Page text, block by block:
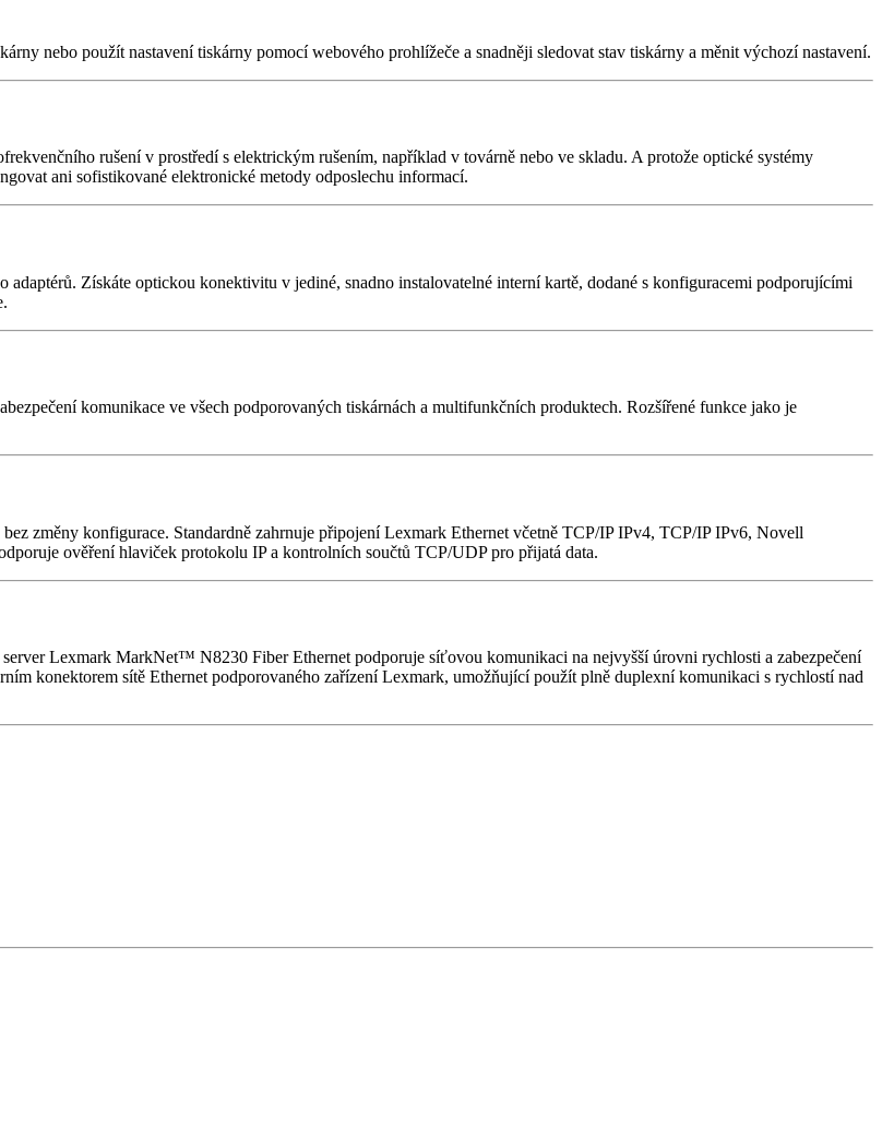
nebo použít nastavení tiskárny pomocí webového prohlížeče a snadněji sledovat stav tiskárny a měnit výchozí nastavení.
rušení v prostředí s elektrickým rušením, například v továrně nebo ve skladu. A protože optické systémy
ani sofistikované elektronické metody odposlechu informací.
Získáte optickou konektivitu v jediné, snadno instalovatelné interní kartě, dodané s konfiguracemi podporujícími
komunikace ve všech podporovaných tiskárnách a multifunkčních produktech. Rozšířené funkce jako je
změny konfigurace. Standardně zahrnuje připojení Lexmark Ethernet včetně TCP/IP IPv4, TCP/IP IPv6, Novell
ověření hlaviček protokolu IP a kontrolních součtů TCP/UDP pro přijatá data.
Lexmark MarkNet™ N8230 Fiber Ethernet podporuje síťovou komunikaci na nejvyšší úrovni rychlosti a zabezpečení
konektorem sítě Ethernet podporovaného zařízení Lexmark, umožňující použít plně duplexní komunikaci s rychlostí nad